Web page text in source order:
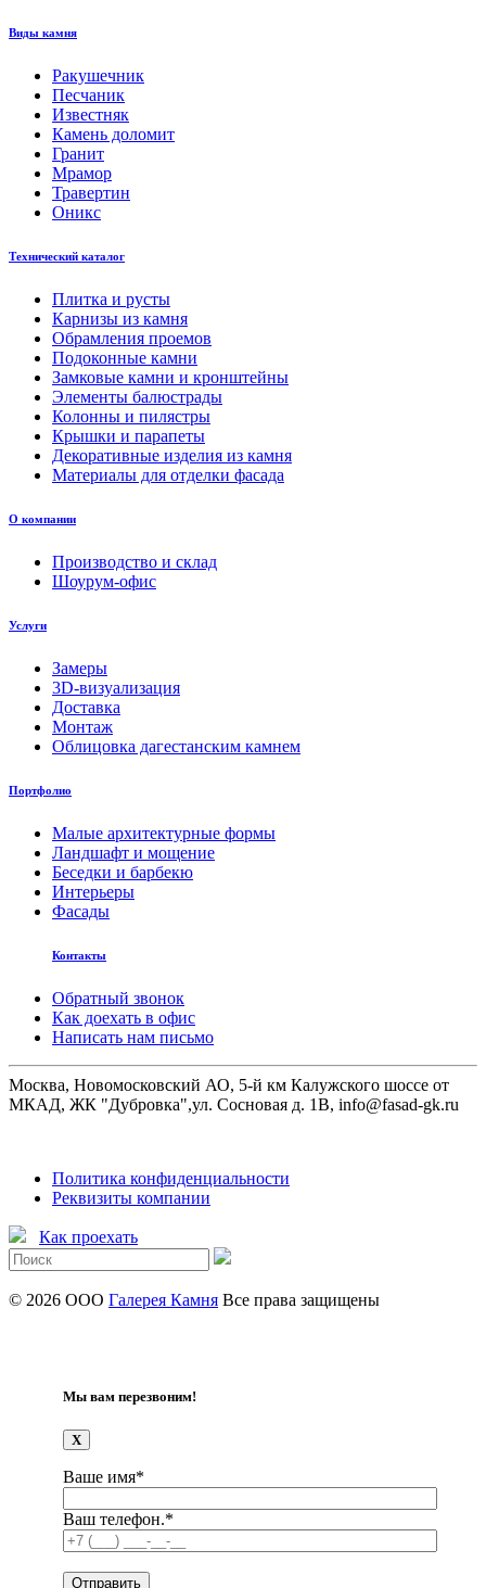
Виды камня
Ракушечник
Песчаник
Известняк
Камень доломит
Гранит
Мрамор
Травертин
Оникс
Технический каталог
Плитка и русты
Карнизы из камня
Обрамления проемов
Подоконные камни
Замковые камни и кронштейны
Элементы балюстрады
Колонны и пилястры
Крышки и парапеты
Декоративные изделия из камня
Материалы для отделки фасада
О компании
Производство и склад
Шоурум-офис
Услуги
Замеры
3D-визуализация
Доставка
Монтаж
Облицовка дагестанским камнем
Портфолио
Малые архитектурные формы
Ландшафт и мощение
Беседки и барбекю
Интерьеры
Фасады
Контакты
Обратный звонок
Как доехать в офис
Написать нам письмо
Москва, Новомосковский АО, 5-й км Калужского шоссе от
МКАД, ЖК "Дубровка",ул. Сосновая д. 1В, info@fasad-gk.ru
Политика конфиденциальности
Реквизиты компании
Как проехать
© 2026 ООО Галерея Камня Все права защищены
Мы вам перезвоним!
X
Ваше имя*
Ваш телефон.*